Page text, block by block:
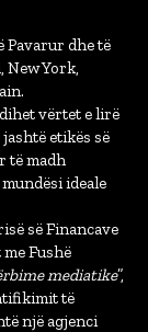
Pavarur dhe të
New York,
vërtet e lirë
etikës së
të madh
ideale
së Financave
Fushë
mediatike”,
të
një agjenci